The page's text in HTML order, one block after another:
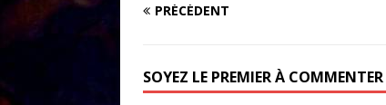
PRÉCÉDENT
SOYEZ LE PREMIER À COMMENTER